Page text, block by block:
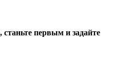
первым и задайте